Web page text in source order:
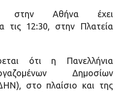
στην Αθήνα έχει
τις 12:30, στην Πλατεία
ότι η Πανελλήνια
Δημοσίων
στο πλαίσιο και της